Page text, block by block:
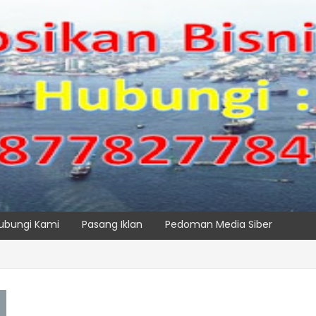
Kami Pasang Iklan Pedoman Media Siber